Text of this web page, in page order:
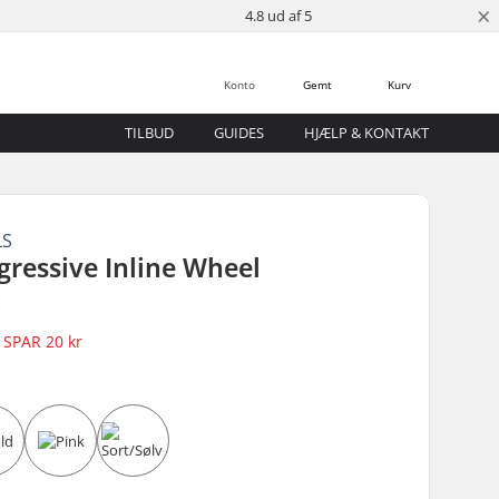
4.8 ud af 5 ×
Kurv
Gemt
Konto
TILBUD GUIDES HJÆLP & KONTAKT
Inline Wheel
SPAR20 kr